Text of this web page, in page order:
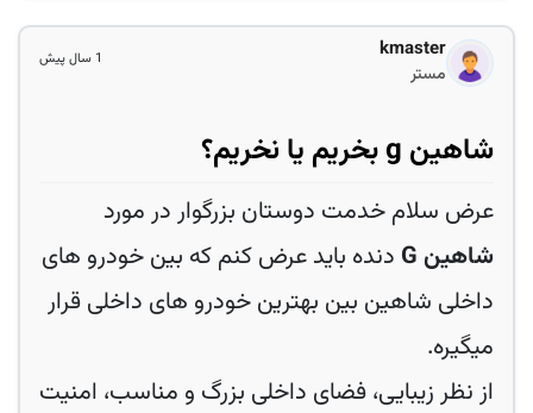
kmaster
مستر
1 سال پیش
شاهین g بخریم یا نخریم؟
عرض سلام خدمت دوستان بزرگوار در مورد
شاهین G
دنده باید عرض کنم که بین خودرو های
داخلی شاهین بین بهترین خودرو های داخلی قرار
میگیره.
از نظر زیبایی، فضای داخلی بزرگ و مناسب، امنیت